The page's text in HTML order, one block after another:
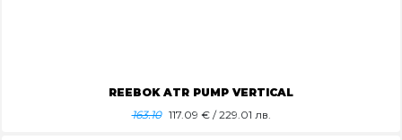
REEBOK ATR PUMP VERTICAL
163.10 117.09 € / 229.01 лв.